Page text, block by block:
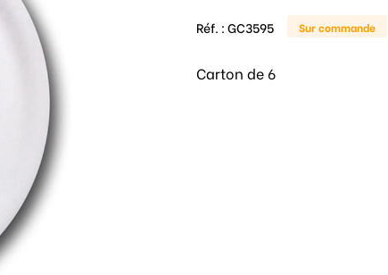
Réf. :GC3595 Sur commande
Carton de 6